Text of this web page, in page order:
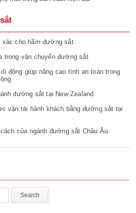
xác cho hầm đường sắt
trong vận chuyển đường sắt
động giúp nâng cao tính an toàn trong
đường sắt tại New Zealand
vận tải hành khách bằng đường sắt tại
của ngành đường sắt Châu Âu